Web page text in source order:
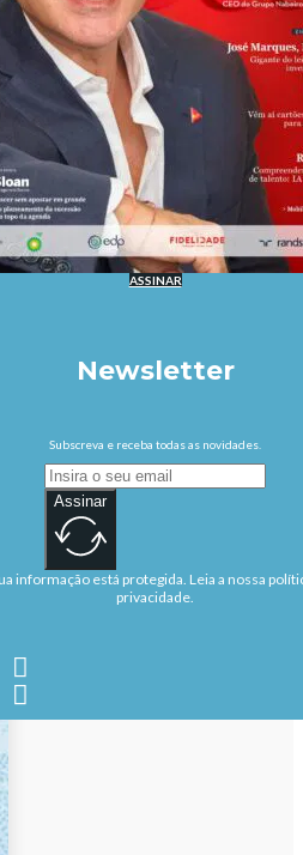
ASSINAR
Newsletter
Subscreva e receba todas as novidades.
Assinar
informação está protegida. Leia a nossa
privacidade.